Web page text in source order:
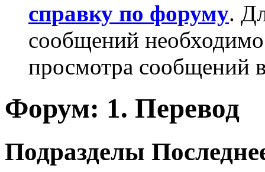
справку по форуму.
сообщений
просмотра сообщений
Форум: 1. Перевод
Подразделы